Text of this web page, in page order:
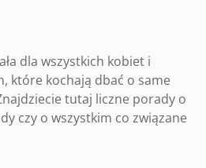
dla wszystkich kobiet i
które kochają dbać o same
tutaj liczne porady o
czy o wszystkim co związane